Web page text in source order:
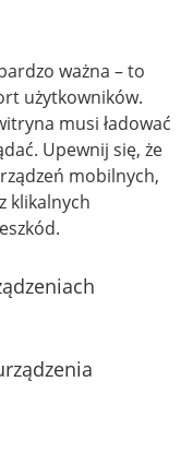
ważna – to
użytkowników.
musi ładować
Upewnij się, że
mobilnych,
klikalnych